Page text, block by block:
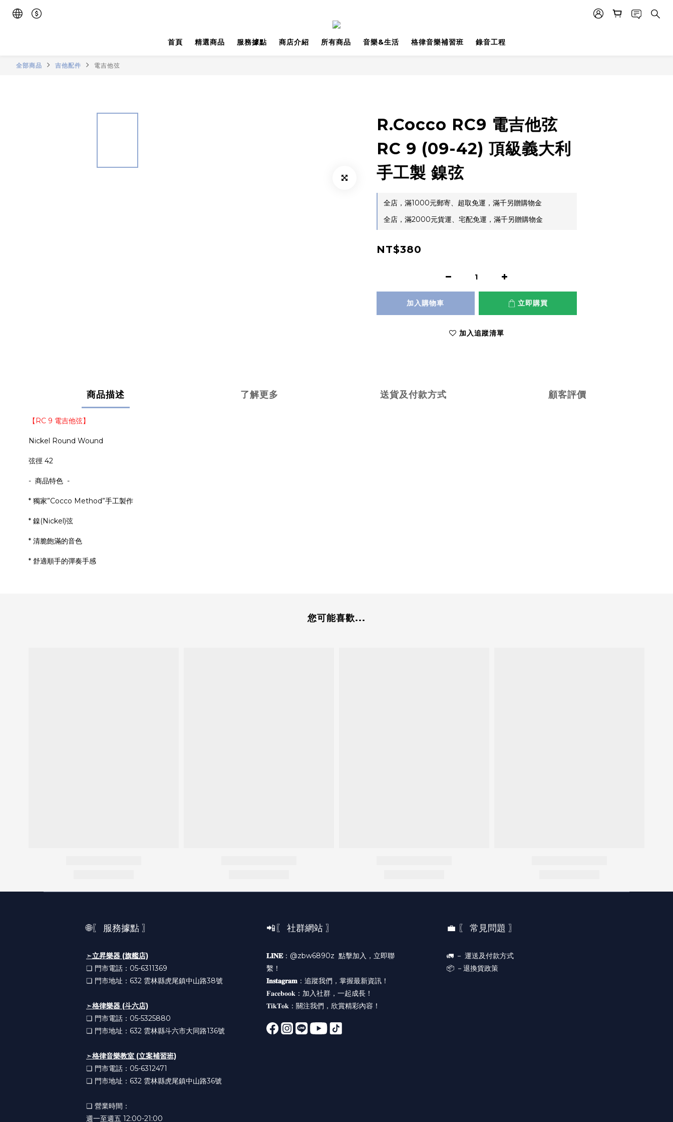
首頁 精選商品 服務據點 商店介紹 所有商品 音樂&生活 格律音樂補習班 錄音工程
全部商品 吉他配件 電吉他弦
R.Cocco RC9 電吉他弦
RC 9 (09-42) 頂級義大利
手工製 鎳弦
全店，滿1000元郵寄、超取免運，滿千另贈購物金
全店，滿2000元貨運、宅配免運，滿千另贈購物金
NT$380
加入購物車 立即購買
加入追蹤清單
商品描述 了解更多 送貨及付款方式 顧客評價
【RC 9 電吉他弦】
Nickel Round Wound
弦徑 42
- 商品特色 -
* 獨家”Cocco Method”手工製作
* 鎳(Nickel)弦
* 清脆飽滿的音色
* 舒適順手的彈奏手感
您可能喜歡...
🌐〖 服務據點 〗
➣立昇樂器 (旗艦店)
❏ 門市電話：05-6311369
❏ 門市地址：632 雲林縣虎尾鎮中山路38號
➣格律樂器 (斗六店)
❏ 門市電話：05-5325880
❏ 門市地址：632 雲林縣斗六市大同路136號
➣格律音樂教室 (立案補習班)
❏ 門市電話：05-6312471
❏ 門市地址：632 雲林縣虎尾鎮中山路36號
❏ 營業時間：
週一至週五 12:00-21:00
📲〖 社群網站 〗
𝐋𝐈𝐍𝐄：@zbw6890z 點擊加入，立即聯
繫！
𝐈𝐧𝐬𝐭𝐚𝐠𝐫𝐚𝐦 ： 追蹤我們，掌握最新資訊！
𝐅𝐚𝐜𝐞𝐛𝐨𝐨𝐤： 加入社群，一起成長！
𝐓𝐢𝐤𝐓𝐨𝐤： 關注我們，欣賞精彩內容！
💼 〖 常見問題 〗
🚛 － 運送及付款方式
📦 － 退換貨政策